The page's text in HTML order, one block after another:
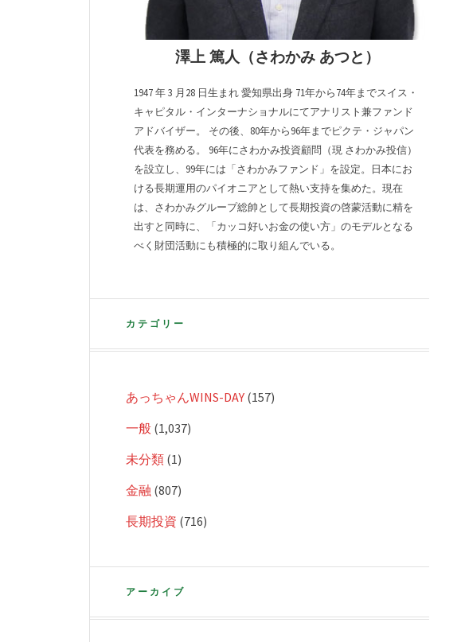
澤上 篤人（さわかみ あつと）
1947 年 3 月28 日生まれ 愛知県出身 71年から74年までスイス・
キャピタル・インターナショナルにてアナリスト兼ファンド
アドバイザー。 その後、80年から96年までピクテ・ジャパン
代表を務める。 96年にさわかみ投資顧問（現 さわかみ投信）
を設立し、99年には「さわかみファンド」を設定。日本にお
ける長期運用のパイオニアとして熱い支持を集めた。現在
は、さわかみグループ総帥として長期投資の啓蒙活動に精を
出すと同時に、「カッコ好いお金の使い方」のモデルとなる
べく財団活動にも積極的に取り組んでいる。
カテゴリー
あっちゃんWINS-DAY(157)
一般(1,037)
未分類(1)
金融 (807)
長期投資 (716)
アーカイブ